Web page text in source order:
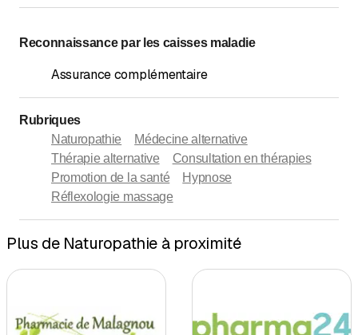
Reconnaissance par les caisses maladie
Assurance complémentaire
Rubriques
Naturopathie
Médecine alternative
Thérapie alternative
Consultation en thérapies
Promotion de la santé
Hypnose
Réflexologie massage
Plus de Naturopathie à proximité